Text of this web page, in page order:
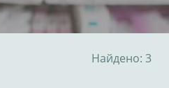
Найдено: 3